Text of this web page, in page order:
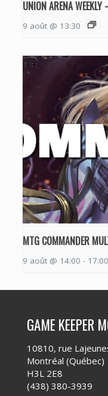
UNION ARENA WEEKLY
9 août @ 13:30
MTG COMMANDER
9 août @ 14:00 - 17:00
GAME KEEPER
10810, rue
Montréal (Québec)
H3L 2E8
(438) 380-3939